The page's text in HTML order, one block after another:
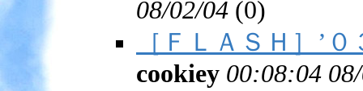
08/02/04 (0)
［ＦＬＡＳＨ］’
cookiey 00:08:04